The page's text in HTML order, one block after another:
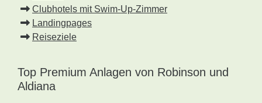
Clubhotels mit Swim-Up-Zimmer
Landingpages
Reiseziele
Top Premium Anlagen von Robinson und
Aldiana